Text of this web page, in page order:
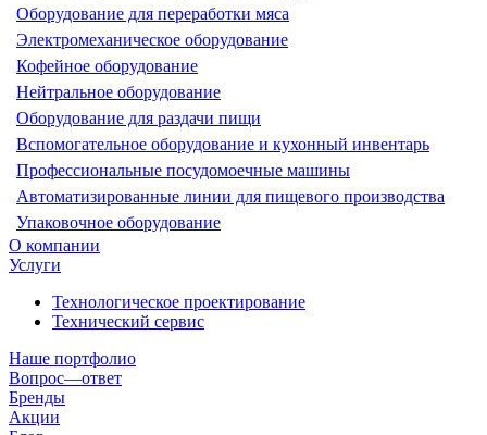
Оборудование для переработки мяса
Электромеханическое оборудование
Кофейное оборудование
Нейтральное оборудование
Оборудование для раздачи пищи
Вспомогательное оборудование и кухонный инвентарь
Профессиональные посудомоечные машины
Автоматизированные линии для пищевого производства
Упаковочное оборудование
О компании
Услуги
Технологическое проектирование
Технический сервис
Наше портфолио
Вопрос—ответ
Бренды
Акции